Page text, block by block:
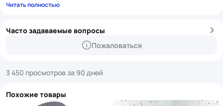
Читать полностью
Часто задаваемые вопросы
Пожаловаться
3 450 просмотров за 90 дней
Похожие товары